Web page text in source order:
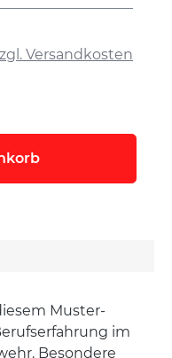
Versandkosten
Muster-
im
Besondere